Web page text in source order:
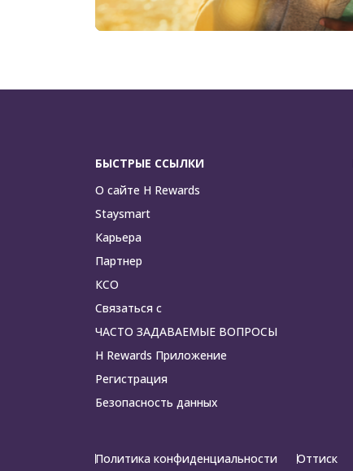
БЫСТРЫЕ ССЫЛКИ
О сайте H Rewards
Staysmart
Карьера
Партнер
КСО
Связаться с
ЧАСТО ЗАДАВАЕМЫЕ ВОПРОСЫ
H Rewards Приложение
Регистрация
Безопасность данных
Политика конфиденциальности Оттиск